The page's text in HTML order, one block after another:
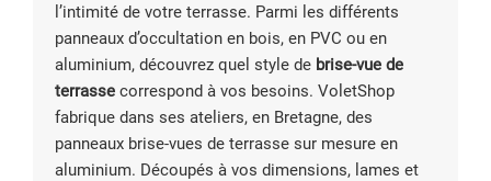
l’intimité de votre terrasse. Parmi les différents
panneaux d’occultation en bois, en PVC ou en
aluminium, découvrez quel style de brise-vue de
terrasse correspond à vos besoins. VoletShop
fabrique dans ses ateliers, en Bretagne, des
panneaux brise-vues de terrasse sur mesure en
aluminium. Découpés à vos dimensions, lames et